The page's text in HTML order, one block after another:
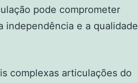
pode comprometer
independência e a qualidade
complexas articulações do